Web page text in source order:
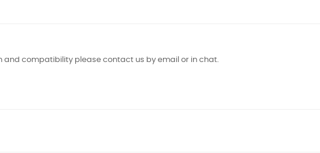
and compatibility please contact us by email or in chat.